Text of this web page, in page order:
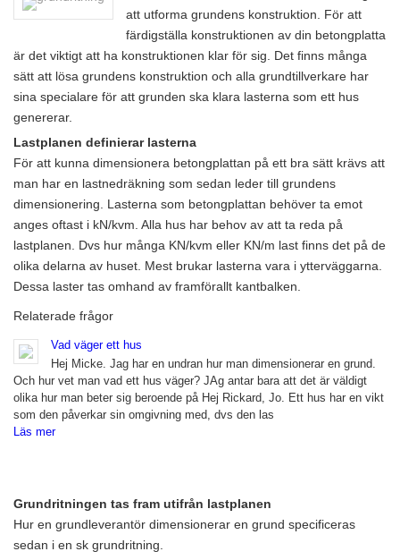
att utforma grundens konstruktion. För att
färdigställa konstruktionen av din betongplatta
är det viktigt att ha konstruktionen klar för sig. Det finns många
sätt att lösa grundens konstruktion och alla grundtillverkare har
sina specialare för att grunden ska klara lasterna som ett hus
genererar.
Lastplanen definierar lasterna
För att kunna dimensionera betongplattan på ett bra sätt krävs att
man har en lastnedräkning som sedan leder till grundens
dimensionering. Lasterna som betongplattan behöver ta emot
anges oftast i kN/kvm. Alla hus har behov av att ta reda på
lastplanen. Dvs hur många KN/kvm eller KN/m last finns det på de
olika delarna av huset. Mest brukar lasterna vara i ytterväggarna.
Dessa laster tas omhand av framförallt kantbalken.
Relaterade frågor
Vad väger ett hus
Hej Micke. Jag har en undran hur man dimensionerar en grund.
Och hur vet man vad ett hus väger? JAg antar bara att det är väldigt
olika hur man beter sig beroende på Hej Rickard, Jo. Ett hus har en vikt
som den påverkar sin omgivning med, dvs den las
Läs mer
Grundritningen tas fram utifrån lastplanen
Hur en grundleverantör dimensionerar en grund specificeras
sedan i en sk grundritning.